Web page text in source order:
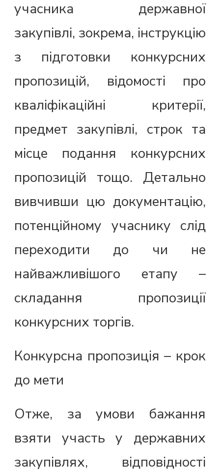
учасника державної
закупівлі, зокрема, інструкцію
з підготовки конкурсних
пропозицій, відомості про
кваліфікаційні критерії,
предмет закупівлі, строк та
місце подання конкурсних
пропозицій тощо. Детально
вивчивши цю документацію,
потенційному учаснику слід
переходити до чи не
найважливішого етапу –
складання пропозиції
конкурсних торгів.
Конкурсна пропозиція – крок
до мети
Отже, за умови бажання
взяти участь у державних
закупівлях, відповідності